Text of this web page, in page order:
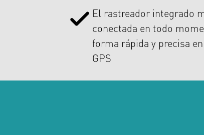
El rastreador integrado
conectada en todo
forma rápida y precisa
GPS